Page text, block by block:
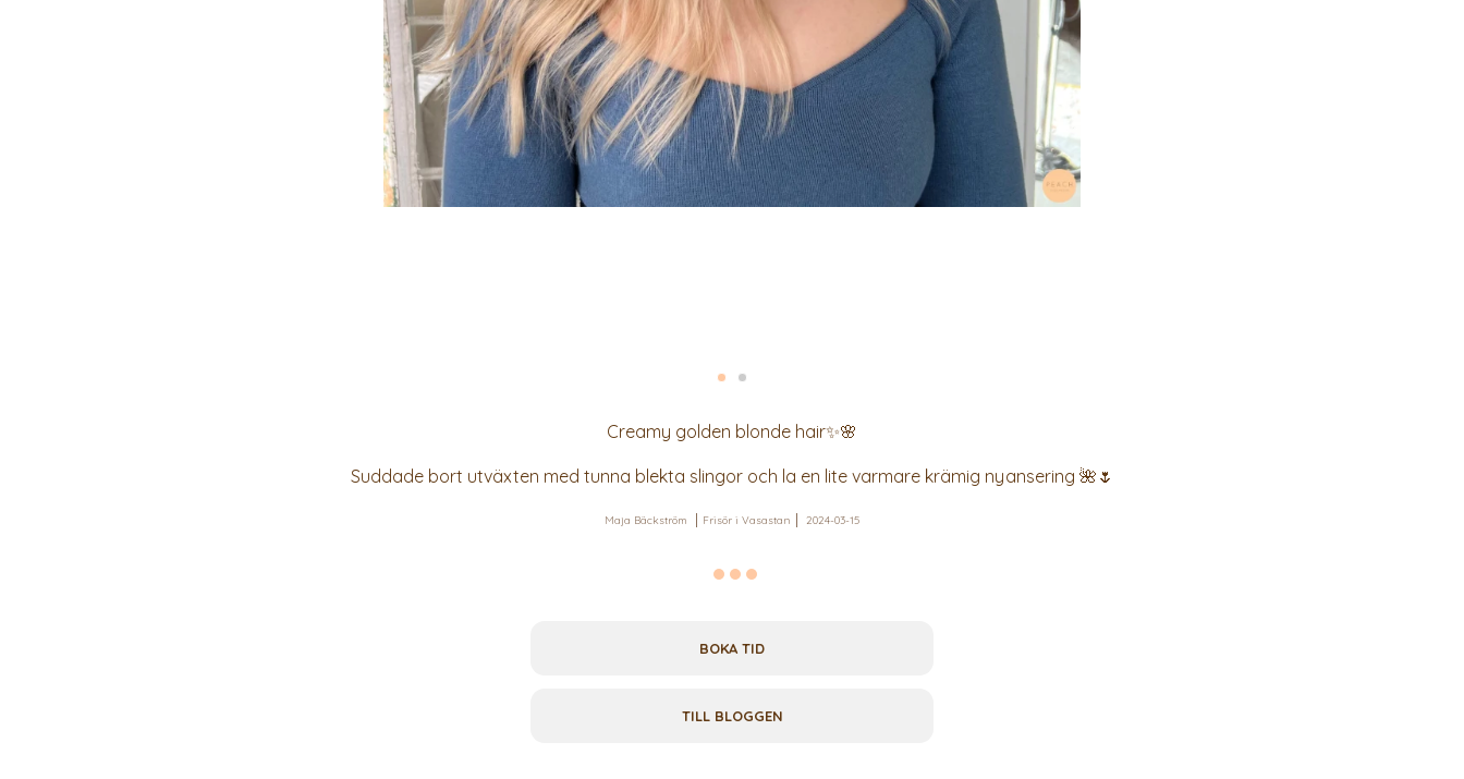
Creamy golden blonde hair✨🌸
Suddade bort utväxten med tunna blekta slingor och la en lite varmare krämig nyansering 🌺🌷
Maja Bäckström Frisör i Vasastan 2024-03-15
BOKA TID
TILL BLOGGEN